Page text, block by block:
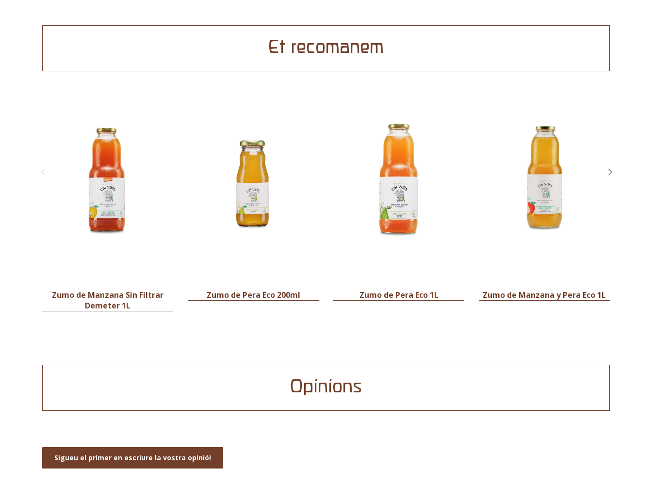
Et recomanem
Zumo de Manzana Sin Filtrar
Demeter 1L
Zumo de Pera Eco 200ml Zumo de Pera Eco 1L Zumo de Manzana y Pera Eco 1L
Opinions
Sigueu el primer en escriure la vostra opinió!